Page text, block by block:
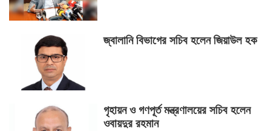
জ্বালানি বিভাগের সচিব হলেন জিয়াউল হক
গৃহায়ন ও গণপূর্ত মন্ত্রণালয়ের সচিব হলেন
ওবায়দুর রহমান